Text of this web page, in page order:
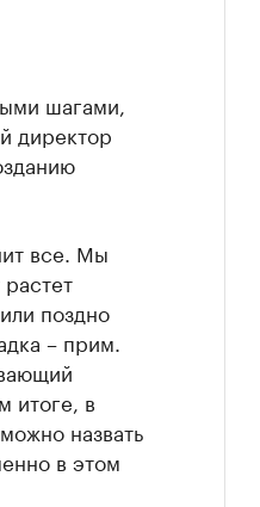
шагами,
директор
все. Мы
поздно
– прим.
итоге, в
назвать
в этом